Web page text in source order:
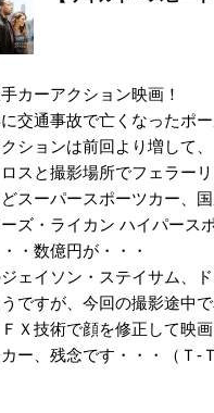
カーアクション映画！
交通事故で亡くなったポ
ションは前回より増して
スと撮影場所でフェラー
スーパースポーツカー
ズ・ライカン ハイパース
・数億円が・・・
ェイソン・ステイサム、
ですが、今回の撮影途中
Ｘ技術で顔を修正して映
ー、残念です・・・（Ｔ‐Ｔ